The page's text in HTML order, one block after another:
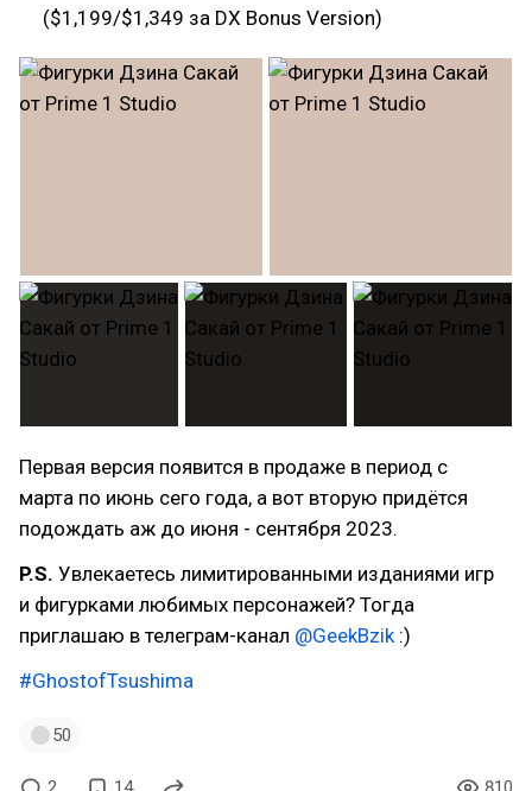
($1,199/$1,349 за DX Bonus Version)
Первая версия появится в продаже в период с
марта по июнь сего года, а вот вторую придётся
подождать аж до июня - сентября 2023.
P.S. Увлекаетесь лимитированными изданиями игр
и фигурками любимых персонажей? Тогда
приглашаю в телеграм-канал @GeekBzik:)
#GhostofTsushima
50